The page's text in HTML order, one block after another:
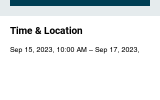
Time & Location
Sep 15, 2023, 10:00 AM – Sep 17, 2023,